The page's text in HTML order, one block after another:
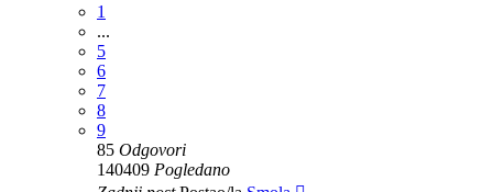
1
...
5
6
7
8
9
85 Odgovori
140409 Pogledano